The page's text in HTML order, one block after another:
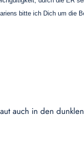
bitte ich Dich um die
auch in den